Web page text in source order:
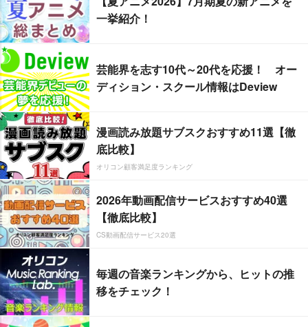
一挙紹介！
芸能界を志す10代～20代を応援！ オー
ディション・スクール情報はDeview
漫画読み放題サブスクおすすめ11選【徹
底比較】
オリコン顧客満足度ランキング
2026年動画配信サービスおすすめ40選
【徹底比較】
CS動画配信サービス20選
毎週の音楽ランキングから、ヒットの推
移をチェック！